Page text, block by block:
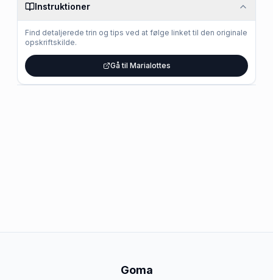
Instruktioner
Find detaljerede trin og tips ved at følge linket til den originale
opskriftskilde.
Gå til Marialottes
Goma